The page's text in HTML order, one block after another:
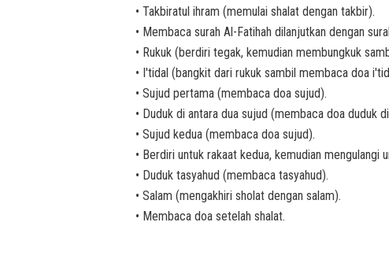
• Takbiratul ihram (memulai shalat dengan takbir).
• Membaca surah Al-Fatihah dilanjutkan dengan
• Rukuk (berdiri tegak, kemudian membungkuk
• I'tidal (bangkit dari rukuk sambil membaca doa
• Sujud pertama (membaca doa sujud).
• Duduk di antara dua sujud (membaca doa duduk
• Sujud kedua (membaca doa sujud).
• Berdiri untuk rakaat kedua, kemudian mengulangi
• Duduk tasyahud (membaca tasyahud).
• Salam (mengakhiri sholat dengan salam).
• Membaca doa setelah shalat.